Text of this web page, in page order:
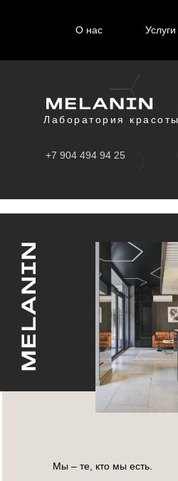
Лаборатория красоты
+7 904 494 94 25
О нас Услуги
Мы – те, кто мы есть.